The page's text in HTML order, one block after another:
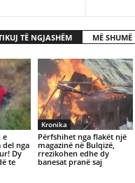
TË NGJASHËM MË
e
nga
Dy
te
Kronika
Përfshihet nga flakët një
magazinë në Bulqizë,
rrezikohen edhe dy
banesat pranë saj